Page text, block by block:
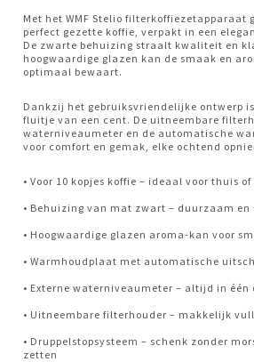
Met het WMF Stelio filterkoffiezetapparaat
perfect gezette koffie, verpakt in een
De zwarte behuizing straalt kwaliteit en
hoogwaardige glazen kan de smaak en
optimaal bewaart.
Dankzij het gebruiksvriendelijke ontwerp
fluitje van een cent. De uitneembare
waterniveaumeter en de automatische
voor comfort en gemak, elke ochtend
• Voor 10 kopjes koffie – ideaal voor thuis
• Behuizing van mat zwart – duurzaam en
• Hoogwaardige glazen aroma-kan voor
• Warmhoudplaat met automatische
• Externe waterniveaumeter – altijd in één
• Uitneembare filterhouder – makkelijk
• Druppelstopsysteem – schenk zonder
zetten